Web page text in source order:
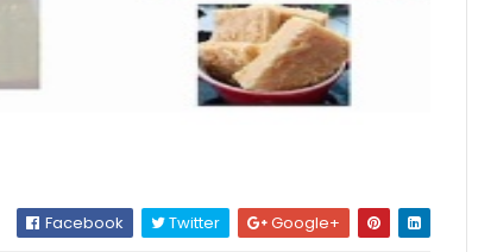
Facebook Twitter Google+